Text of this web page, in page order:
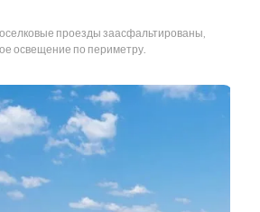
проезды заасфальтированы,
освещение по периметру.